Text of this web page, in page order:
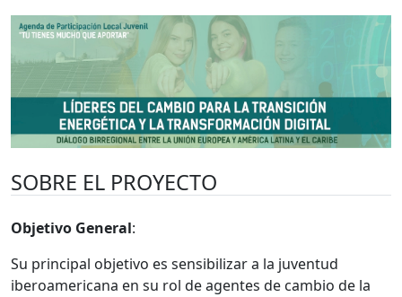
SOBRE EL PROYECTO
Objetivo General:
Su principal objetivo es sensibilizar a la juventud
iberoamericana en su rol de agentes de cambio de la